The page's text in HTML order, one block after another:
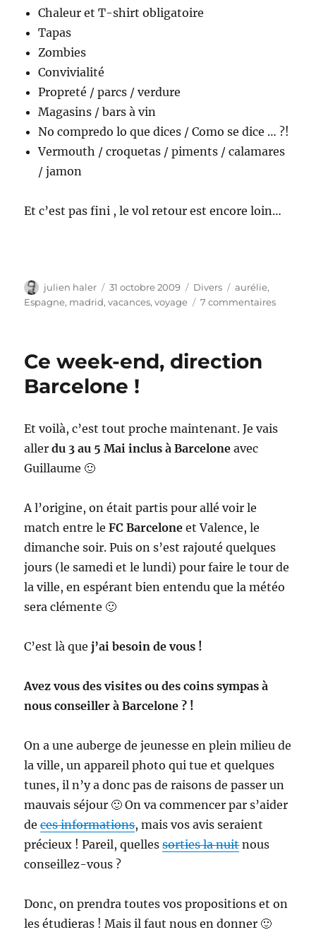
Chaleur et T-shirt obligatoire
Tapas
Zombies
Convivialité
Propreté / parcs / verdure
Magasins / bars à vin
No compredo lo que dices / Como se dice … ?!
Vermouth / croquetas / piments / calamares
/ jamon
Et c’est pas fini , le vol retour est encore loin…
Auteur
julien haler
Publié
le
31 octobre 2009 Catégories
Divers Étiquettes
aurélie,
Espagne, madrid,vacances,voyage 7 commentairessur
Ce week-end, direction
Barcelone !
Et voilà, c’est tout proche maintenant. Je vais
allerdu 3 au 5 Mai inclus à Barcelone avec
Guillaume 🙂
A l’origine, on était partis pour allé voir le
match entre le FC Barceloneet Valence, le
dimanche soir. Puis on s’est rajouté quelques
jours (le samedi et le lundi) pour faire le tour de
la ville, en espérant bien entendu que la météo
sera clémente 🙂
C’est là quej’ai besoin de vous !
Avez vous des visites ou des coins sympas à
nous conseiller à Barcelone ? !
On a une auberge de jeunesse en plein milieu de
la ville, un appareil photo qui tue et quelques
tunes, il n’y a donc pas de raisons de passer un
mauvais séjour 🙂 On va commencer par s’aider
deces informations, mais vos avis seraient
précieux ! Pareil, quellessorties la nuitnous
conseillez-vous ?
Donc, on prendra toutes vos propositions et on
les étudieras ! Mais il faut nous en donner 🙂